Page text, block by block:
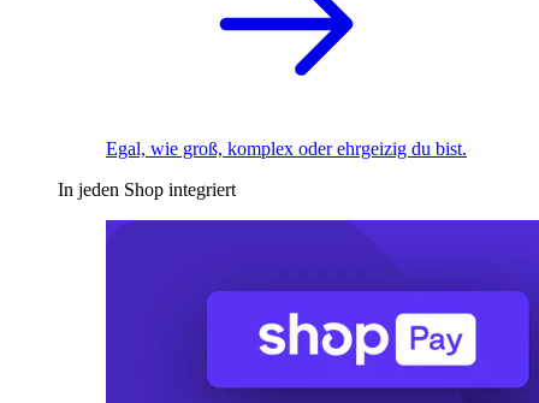
Egal, wie groß, komplex oder ehrgeizig du bist.
In jeden Shop integriert